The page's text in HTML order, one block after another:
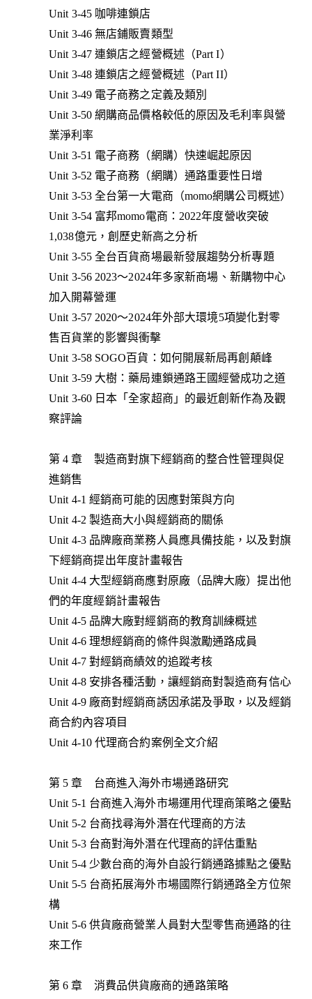
Unit 3-45 咖啡連鎖店
Unit 3-46 無店鋪販賣類型
Unit 3-47 連鎖店之經營概述（Part I）
Unit 3-48 連鎖店之經營概述（Part II）
Unit 3-49 電子商務之定義及類別
Unit 3-50 網購商品價格較低的原因及毛利率與營
業淨利率
Unit 3-51 電子商務（網購）快速崛起原因
Unit 3-52 電子商務（網購）通路重要性日增
Unit 3-53 全台第一大電商（momo網購公司概述）
Unit 3-54 富邦momo電商：2022年度營收突破
1,038億元，創歷史新高之分析
Unit 3-55 全台百貨商場最新發展趨勢分析專題
Unit 3-56 2023～2024年多家新商場、新購物中心
加入開幕營運
Unit 3-57 2020～2024年外部大環境5項變化對零
售百貨業的影響與衝擊
Unit 3-58 SOGO百貨：如何開展新局再創顛峰
Unit 3-59 大樹：藥局連鎖通路王國經營成功之道
Unit 3-60 日本「全家超商」的最近創新作為及觀
察評論
第 4 章 製造商對旗下經銷商的整合性管理與促
進銷售
Unit 4-1 經銷商可能的因應對策與方向
Unit 4-2 製造商大小與經銷商的關係
Unit 4-3 品牌廠商業務人員應具備技能，以及對旗
下經銷商提出年度計畫報告
Unit 4-4 大型經銷商應對原廠（品牌大廠）提出他
們的年度經銷計畫報告
Unit 4-5 品牌大廠對經銷商的教育訓練概述
Unit 4-6 理想經銷商的條件與激勵通路成員
Unit 4-7 對經銷商績效的追蹤考核
Unit 4-8 安排各種活動，讓經銷商對製造商有信心
Unit 4-9 廠商對經銷商誘因承諾及爭取，以及經銷
商合約內容項目
Unit 4-10 代理商合約案例全文介紹
第 5 章 台商進入海外市場通路研究
Unit 5-1 台商進入海外市場運用代理商策略之優點
Unit 5-2 台商找尋海外潛在代理商的方法
Unit 5-3 台商對海外潛在代理商的評估重點
Unit 5-4 少數台商的海外自設行銷通路據點之優點
Unit 5-5 台商拓展海外市場國際行銷通路全方位架
構
Unit 5-6 供貨廠商營業人員對大型零售商通路的往
來工作
第 6 章 消費品供貨廠商的通路策略